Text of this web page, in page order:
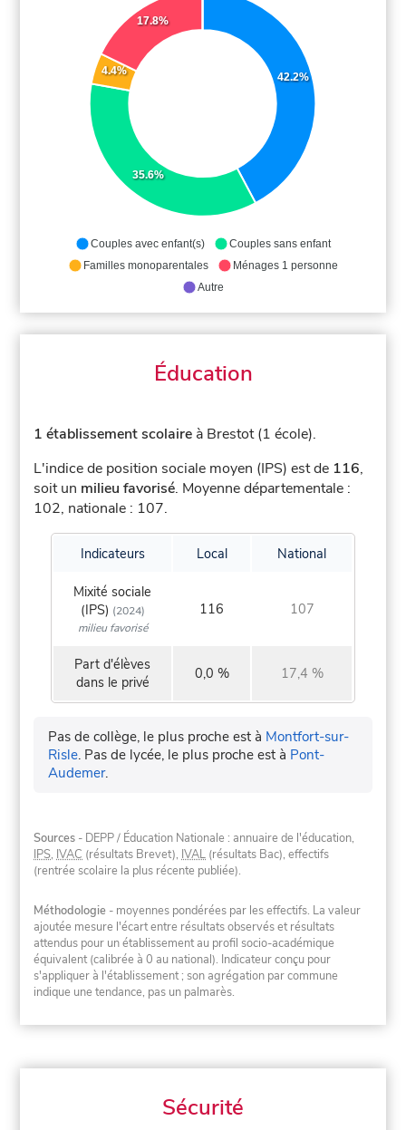
42.2%
35.6%
4.4%
17.8%
Couples avec enfant(s)
Couples sans enfant
Familles monoparentales
Ménages 1 personne
Autre
Éducation
1 établissement scolaire à Brestot (1 école).
L'indice de position sociale moyen (IPS) est de 116,
soit un milieu favorisé. Moyenne départementale :
102, nationale : 107.
Indicateurs Local National
Mixité sociale
(IPS) (2024)
milieu favorisé
116 107
Part d'élèves
dans le privé
0,0 % 17,4 %
Pas de collège, le plus proche est à Montfort-sur-
Risle. Pas de lycée, le plus proche est à Pont-
Audemer.
Sources - DEPP / Éducation Nationale : annuaire de l'éducation,
IPS, IVAC (résultats Brevet), IVAL (résultats Bac), effectifs
(rentrée scolaire la plus récente publiée).
Méthodologie - moyennes pondérées par les effectifs. La valeur
ajoutée mesure l'écart entre résultats observés et résultats
attendus pour un établissement au profil socio-académique
équivalent (calibrée à 0 au national). Indicateur conçu pour
s'appliquer à l'établissement ; son agrégation par commune
indique une tendance, pas un palmarès.
Sécurité